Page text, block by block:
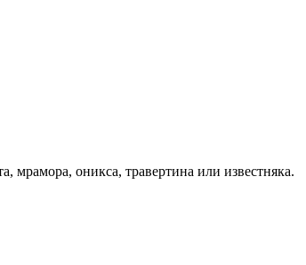
оникса, травертина или известняка.